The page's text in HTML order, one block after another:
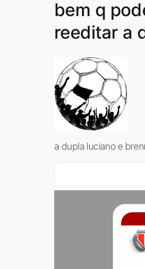
bem q
reeditar a
a dupla luciano e